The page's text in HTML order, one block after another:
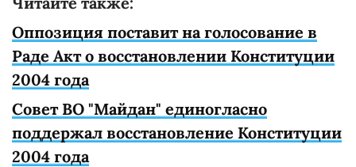
Оппозиция поставит на голосование в
Раде Акт о восстановлении Конституции
2004 года
Совет ВО "Майдан" единогласно
поддержал восстановление Конституции
2004 года